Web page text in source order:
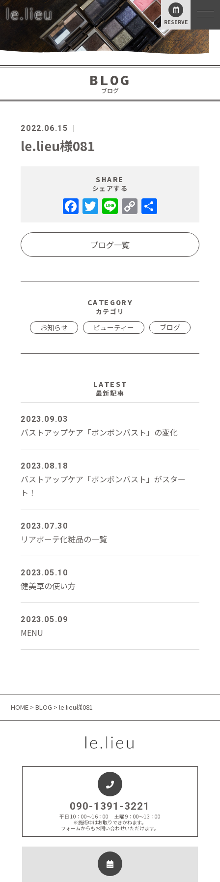
RESERVE
BLOG
ブログ
2022.06.15
le.lieu様081
SHARE
シェアする
ブログ一覧
CATEGORY
カテゴリ
お知らせ ビューティー ブログ
LATEST
最新記事
2023.09.03
バストアップケア「ボンボンバスト」の変化
2023.08.18
バストアップケア「ボンボンバスト」がスター
ト！
2023.07.30
リアボーテ化粧品の一覧
2023.05.10
健美草の使い方
2023.05.09
MENU
HOME >BLOG > le.lieu様081
090-1391-3221
平日 10：00～16：00 土曜 9：00～13：00
※施術中はお取りできかねます。
フォームからもお問い合わせいただけます。